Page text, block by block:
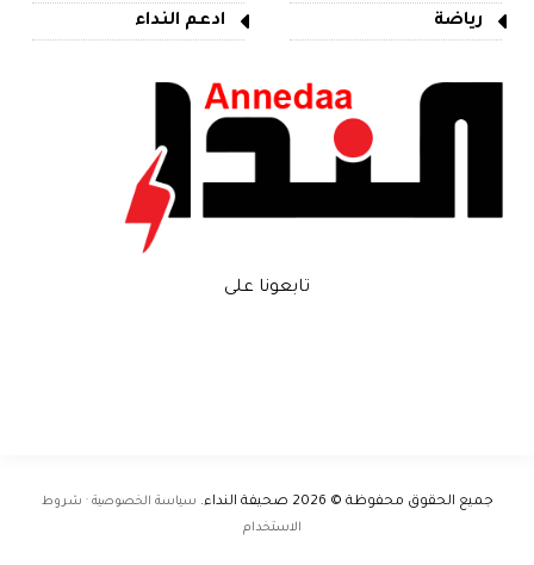
رياضة
ادعم النداء
تابعونا على
جميع الحقوق محفوظة © 2026 صحيفة النداء. سياسة الخصوصية · شروط
الاستخدام